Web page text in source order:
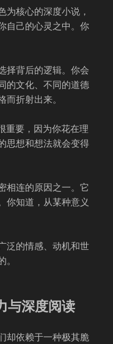
为核心的深度小说，
自己的心灵之中。你
择背后的逻辑。你会
的文化、不同的道德
折射出来。
重要，因为你花在理
思想和想法就会变得
相连的原因之一。它
你知道，从某种意义
泛的情感、动机和世
与深度阅读
却依赖于一种极其脆